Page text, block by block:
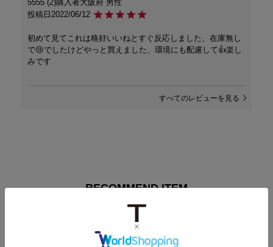
5555 2 購入者大阪府 男性
投稿日 2022/06/12
初めて見てこれは格好いいねとすぐ反応しました、在庫無し
で😢でしたけどやっと買えました、環境にも配慮して👍️楽し
みです
すべてのレビューを見る
RECOMMEND ITEM